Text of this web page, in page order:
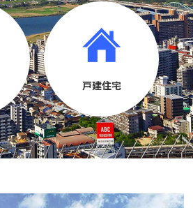
戸建住宅